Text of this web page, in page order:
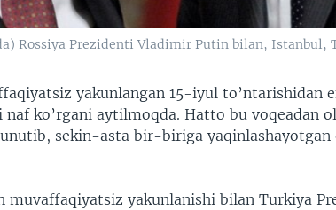
Rossiya Prezidenti Vladimir Putin bilan, Istanbul,
yakunlangan 15-iyul to’ntarishidan
naf ko’rgani aytilmoqda. Hatto bu voqeadan
sekin-asta bir-biriga yaqinlashayotgan
muvaffaqiyatsiz yakunlanishi bilan Turkiya